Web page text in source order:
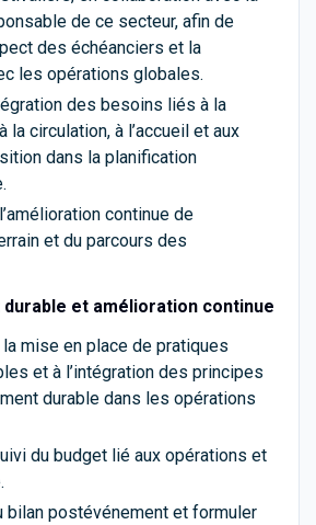
de ce secteur, afin de
des échéanciers et la
les opérations globales.
des besoins liés à la
la circulation, à l’accueil et aux
dans la planification
continue de
et du parcours des
et amélioration continue
mise en place de pratiques
et à l’intégration des principes
durable dans les opérations
du budget lié aux opérations et
bilan postévénement et formuler